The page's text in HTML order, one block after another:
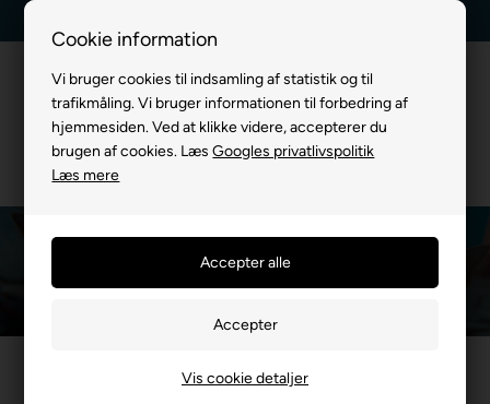
Cookie information
Vi bruger cookies til indsamling af statistik og til
trafikmåling. Vi bruger informationen til forbedring af
hjemmesiden. Ved at klikke videre, accepterer du
brugen af cookies. LæsGoogles privatlivspolitik
Læs mere
Vis cookie detaljer
Kattepleje